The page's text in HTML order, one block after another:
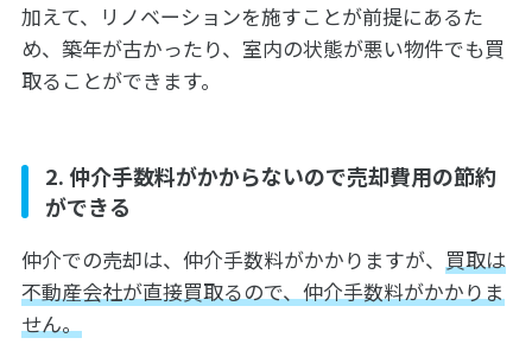
加えて、リノベーションを施すことが前提にあるた
め、築年が古かったり、室内の状態が悪い物件でも買
取ることができます。
2. 仲介手数料がかからないので売却費用の節約
ができる
仲介での売却は、仲介手数料がかかりますが、 買取は
不動産会社が直接買取るので、仲介手数料がかかりま
せん。